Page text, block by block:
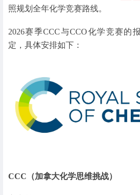
照规划全年化学竞赛路线。
2026赛季CCC与CCO化学竞赛的
定，具体安排如下：
CCC（加拿大化学思维挑战）